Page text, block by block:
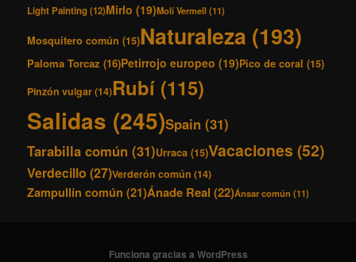
Light Painting(12)Mirlo (19)Molí Vermell(11)
Mosquitero común (15)Naturaleza (193)
Paloma Torcaz (16)Petirrojo europeo (19)Pico de coral (15)
Pinzón vulgar(14)Rubí (115)
Salidas (245)Spain (31)
Tarabilla común (31)Urraca (15)Vacaciones (52)
Verdecillo (27)Verderón común (14)
Zampullín común (21)Ánade Real (22)Ánsar común (11)
Funciona gracias a WordPress